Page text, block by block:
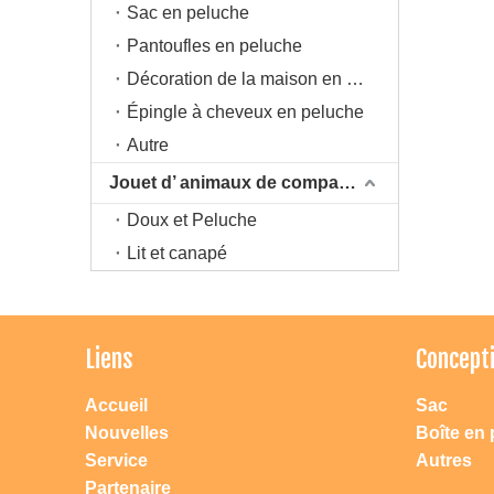
Sac en peluche
Pantoufles en peluche
Décoration de la maison en peluche
Épingle à cheveux en peluche
Autre
Jouet d’ animaux de compagnie
Doux et Peluche
Lit et canapé
Liens
Accueil
Nouvelles
Service
Partenaire
Sac
Boîte en
Autres